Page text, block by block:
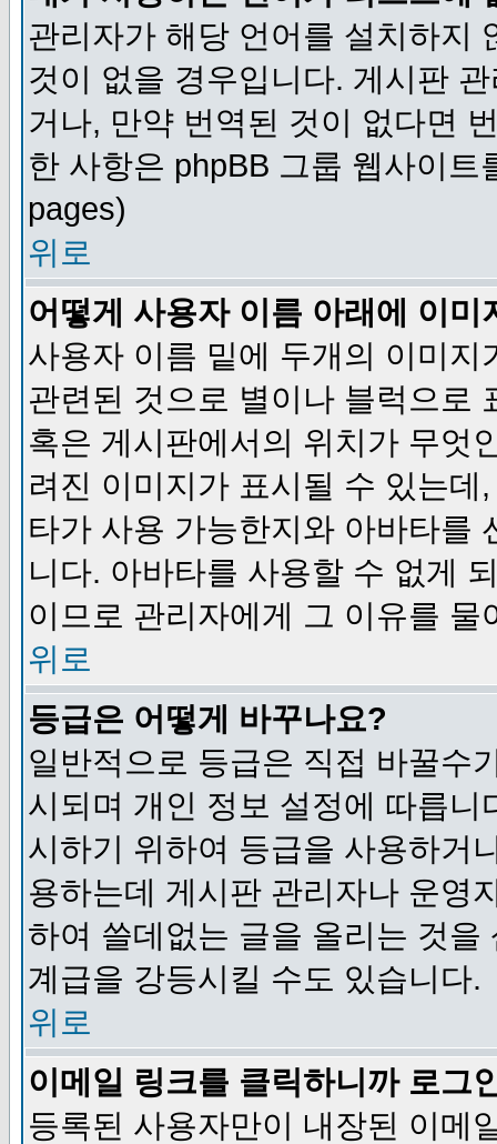
관리자가 해당 언어를 설치하지
것이 없을 경우입니다. 게시판
거나, 만약 번역된 것이 없다면
한 사항은 phpBB 그룹 웹사이
pages)
위로
어떻게 사용자 이름 아래에 이미
사용자 이름 밑에 두개의 이미
관련된 것으로 별이나 블럭으로
혹은 게시판에서의 위치가 무엇
려진 이미지가 표시될 수 있는
타가 사용 가능한지와 아바타를
니다. 아바타를 사용할 수 없게
이므로 관리자에게 그 이유를 물
위로
등급은 어떻게 바꾸나요?
일반적으로 등급은 직접 바꿀수
시되며 개인 정보 설정에 따릅
시하기 위하여 등급을 사용하거
용하는데 게시판 관리자나 운영
하여 쓸데없는 글을 올리는 것
계급을 강등시킬 수도 있습니다.
위로
이메일 링크를 클릭하니까 로그
등록된 사용자만이 내장된 이메